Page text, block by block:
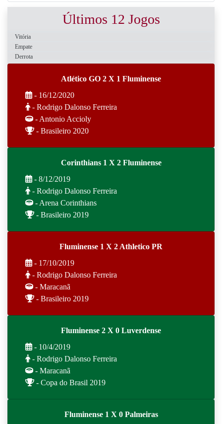
Últimos 12 Jogos
Vitória
Empate
Derrota
Atlético GO 2 X 1 Fluminense
- 16/12/2020
- Rodrigo Dalonso Ferreira
- Antonio Accioly
- Brasileiro 2020
Corinthians 1 X 2 Fluminense
- 8/12/2019
- Rodrigo Dalonso Ferreira
- Arena Corinthians
- Brasileiro 2019
Fluminense 1 X 2 Athletico PR
- 17/10/2019
- Rodrigo Dalonso Ferreira
- Maracanã
- Brasileiro 2019
Fluminense 2 X 0 Luverdense
- 10/4/2019
- Rodrigo Dalonso Ferreira
- Maracanã
- Copa do Brasil 2019
Fluminense 1 X 0 Palmeiras